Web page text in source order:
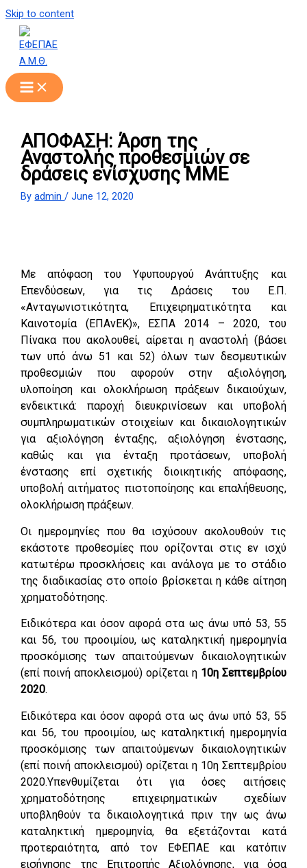
Skip to content
ΑΠΟΦΑΣΗ: Άρση της
Αναστολής προθεσμιών σε
δράσεις ενίσχυσης ΜΜΕ
Byadmin/June 12, 2020
Με απόφαση του Υφυπουργού Ανάπτυξης και
Επενδύσεων, για τις Δράσεις του Ε.Π.
«Ανταγωνιστικότητα, Επιχειρηματικότητα και
Καινοτομία (ΕΠΑνΕΚ)», ΕΣΠΑ 2014 – 2020, του
Πίνακα που ακολουθεί, αίρεται η αναστολή (βάσει
των υπό άνω 51 και 52) όλων των δεσμευτικών
προθεσμιών που αφορούν στην αξιολόγηση,
υλοποίηση και ολοκλήρωση πράξεων δικαιούχων,
ενδεικτικά: παροχή διευκρινίσεων και υποβολή
συμπληρωματικών στοιχείων και δικαιολογητικών
για αξιολόγηση ένταξης, αξιολόγηση ένστασης,
καθώς και για ένταξη προτάσεων, υποβολή
ένστασης επί σχετικής διοικητικής απόφασης,
υποβολή αιτήματος πιστοποίησης και επαλήθευσης,
ολοκλήρωση πράξεων.
Οι ημερομηνίες που θα ισχύσουν ακολουθούν τις
εκάστοτε προθεσμίες που ορίζονται στις εν ισχύ
κατωτέρω προσκλήσεις και ανάλογα με το στάδιο
της διαδικασίας στο οποίο βρίσκεται η κάθε αίτηση
χρηματοδότησης.
Ειδικότερα και όσον αφορά στα ως άνω υπό 53, 55
και 56, του προοιμίου, ως καταληκτική ημερομηνία
προσκόμισης των απαιτούμενων δικαιολογητικών
(επί ποινή αποκλεισμού) ορίζεται η 10η Σεπτεμβρίου
2020.
Ειδικότερα και όσον αφορά στα ως άνω υπό 53, 55
και 56, του προοιμίου, ως καταληκτική ημερομηνία
προσκόμισης των απαιτούμενων δικαιολογητικών
(επί ποινή αποκλεισμού) ορίζεται η 10η Σεπτεμβρίου
2020.Υπενθυμίζεται ότι για όσες αιτήσεις
χρηματοδότησης επιχειρηματικών σχεδίων
υποβληθούν τα δικαιολογητικά πριν την ως άνω
καταληκτική ημερομηνία, θα εξετάζονται κατά
προτεραιότητα, από τον ΕΦΕΠΑΕ και κατόπιν
εισήγησης της Επιτροπής Αξιολόγησης, για όσα